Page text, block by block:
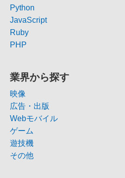
Python
JavaScript
Ruby
PHP
業界から探す
映像
広告・出版
Webモバイル
ゲーム
遊技機
その他